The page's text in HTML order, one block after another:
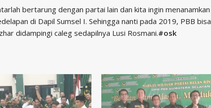
bertarung dengan partai lain dan kita ingin menanamkan
di Dapil Sumsel I. Sehingga nanti pada 2019, PBB bisa
didampingi caleg sedapilnya Lusi Rosmani.#osk